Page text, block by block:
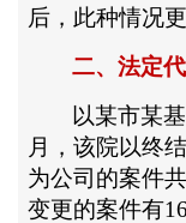
后，此种情况更
二、法定
以某市某
月，该院以终
为公司的案件
变更的案件有